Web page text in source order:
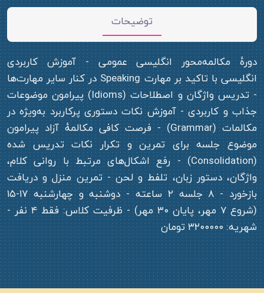
توضیحات
دورهٔ مکالمه‌محور انگلیسی عمومی - آموزش کاربردی
انگلیسی با تاکید بر مهارت Speaking در کنار سایر مهارت‌ها
- تدریس واژگان و اصطلاحات (Idioms) پیرامون موضوعات
جذاب و کاربردی - آموزش نکات دستوری پرکاربرد به‌ویژه در
مکالمات (Grammar) - فرصت کافی مکالمهٔ آزاد پیرامون
موضوع جلسه برای تمرین و تکرار نکات تدریس شده
(Consolidation) - رفع اشکال‌های مرتبط با روانی کلام،
واژگان، دستور زبان، تلفط و لحن - تمرین منزل و دریافت
بازخورد - ۸ جلسه‌ ۲ ساعته - دوشنبه و چهارشنبه ۱۷-۱۵
(شروع ۷ مهر، پایان ۳۰ مهر) - ظرفیت کلاس: فقط ۴ نفر -
شهریه: ۳۲۰۰۰۰۰ تومان